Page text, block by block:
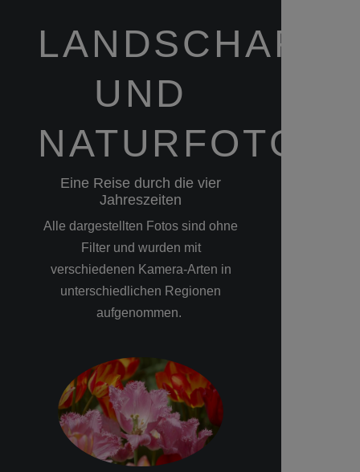
UND
Eine Reise durch die vier
Jahreszeiten
Alle dargestellten Fotos sind ohne
Filter und wurden mit
verschiedenen Kamera-Arten in
unterschiedlichen Regionen
aufgenommen.